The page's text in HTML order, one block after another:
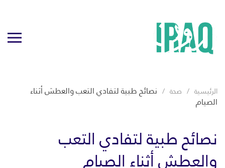
الرئيسية صحة نصائح طبية لتفادي التعب والعطش أثناء
الصيام
نصائح طبية لتفادي التعب
والعطش أثناء الصيام